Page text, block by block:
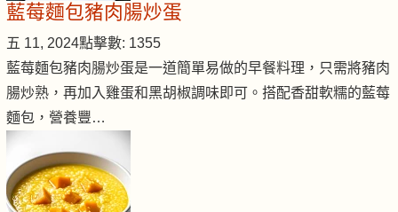
藍莓麵包豬肉腸炒蛋
五 11, 2024點擊數: 1355
藍莓麵包豬肉腸炒蛋是一道簡單易做的早餐料理，只需將豬肉
腸炒熟，再加入雞蛋和黑胡椒調味即可。搭配香甜軟糯的藍莓
麵包，營養豐…